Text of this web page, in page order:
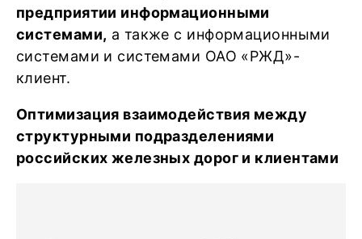
предприятии информационными
системами, а также с информационными
системами и системами ОАО «РЖД»-
клиент.
Оптимизация взаимодействия между
структурными подразделениями
российских железных дорог и клиентами